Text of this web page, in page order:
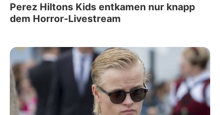
Perez Hiltons Kids entkamen nur knapp
dem Horror-Livestream